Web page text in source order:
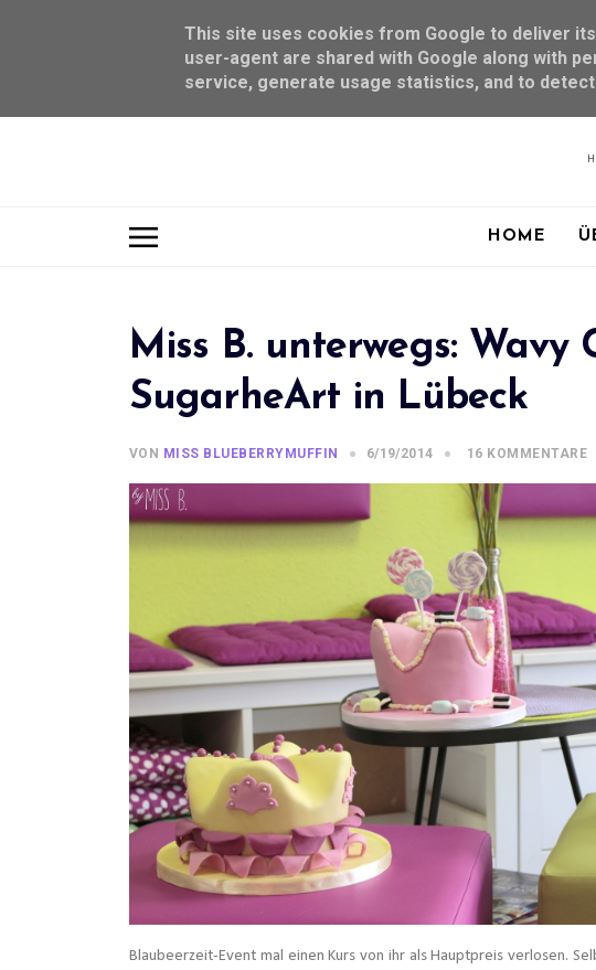
HOME
Miss B. unterwegs: Wavy
SugarheArt in Lübeck
VON MISS BLUEBERRYMUFFIN 6/19/2014 16 KOMMENTARE
Blaubeerzeit-Event mal einen Kurs von ihr als Hauptpreis verlosen.
This site uses cookies from Google to deliver
user-agent are shared with Google along with
service, generate usage statistics, and to detect